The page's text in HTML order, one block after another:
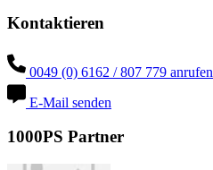
Kontaktieren
0049 (0) 6162 / 807 779 anrufen
E-Mail senden
1000PS Partner